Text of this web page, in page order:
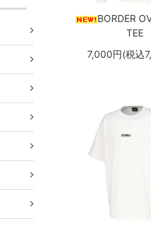
BORDER
TEE
7,000円(税込